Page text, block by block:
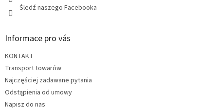
Śledź naszego Facebooka
Informace pro vás
KONTAKT
Transport towarów
Najczęściej zadawane pytania
Odstąpienia od umowy
Napisz do nas